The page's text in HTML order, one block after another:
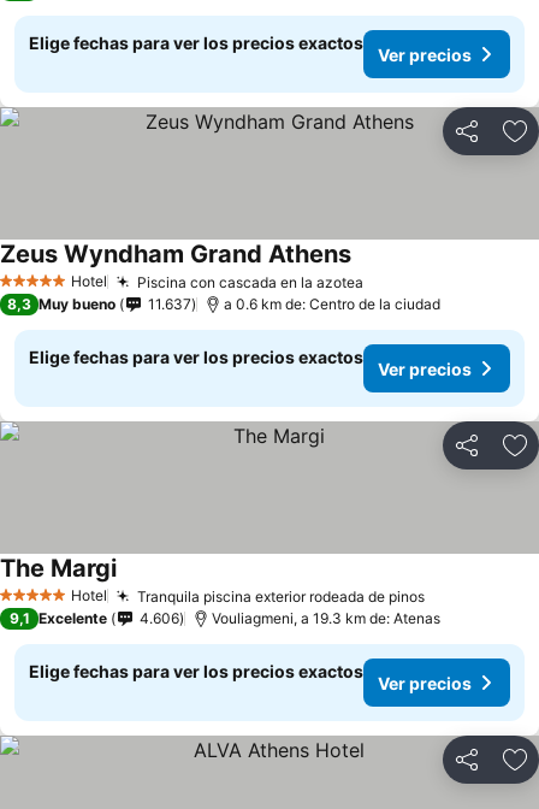
Elige fechas para ver los precios exactos
Ver precios
Compartir
5 Estrellas Hotel Piscina con cascada en la azotea
Zeus Wyndham Grand Athens
8,3 Muy bueno 11.637 a 0.6 km de: Centro de la ciudad
Elige fechas para ver los precios exactos
Ver precios
Compartir
5 Estrellas Hotel Tranquila piscina exterior rodeada de pinos
The Margi
9,1 Excelente 4.606 Vouliagmeni, a 19.3 km de: Atenas
Elige fechas para ver los precios exactos
Ver precios
Compartir